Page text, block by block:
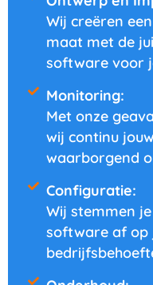
Wij creëren
maat met de
software voor
Monitoring:
Met onze
wij continu
waarborgend
Configuratie:
Wij stemmen
software af op